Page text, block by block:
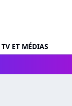
TV ET MÉDIAS